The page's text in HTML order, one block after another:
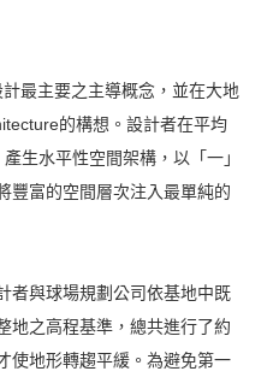
最主要之主導概念，並在大地
的構想。設計者在平均
生水平性空間架構，以「一」
豐富的空間層次注入最單純的
者與球場規劃公司依基地中既
地之高程基準，總共進行了約
使地形轉趨平緩。為避免第一